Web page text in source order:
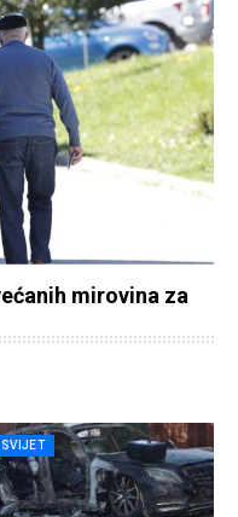
mirovina za
SVIJET